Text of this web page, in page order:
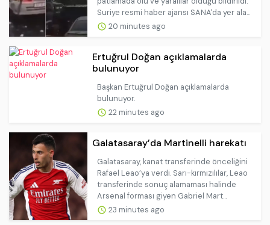
Suriye resmi haber ajansı SANA'da yer ala...
20 minutes ago
Ertuğrul Doğan açıklamalarda
bulunuyor
Başkan Ertuğrul Doğan açıklamalarda
bulunuyor.
22 minutes ago
Galatasaray’da Martinelli harekatı
Galatasaray, kanat transferinde önceliğini
Rafael Leao’ya verdi. Sarı-kırmızılılar, Leao
transferinde sonuç alamaması halinde
Arsenal forması giyen Gabriel Mart...
23 minutes ago